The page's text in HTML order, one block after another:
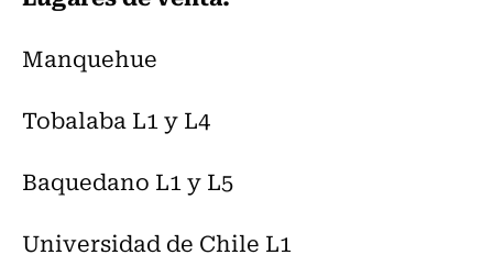
Manquehue
Tobalaba L1 y L4
Baquedano L1 y L5
Universidad de Chile L1